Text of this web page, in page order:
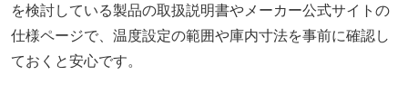
を検討している製品の取扱説明書やメーカー公式サイトの
仕様ページで、温度設定の範囲や庫内寸法を事前に確認し
ておくと安心です。